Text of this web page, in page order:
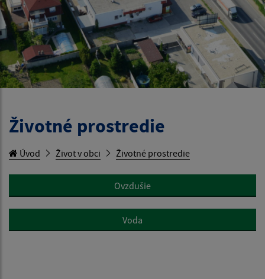
Životné prostredie
Úvod Život v obci Životné prostredie
Ovzdušie
Voda